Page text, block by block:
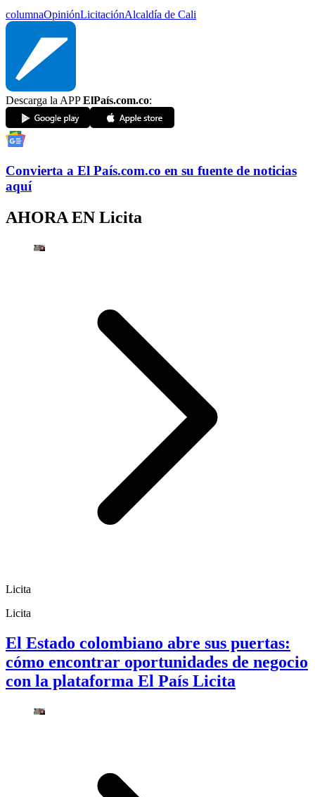
columnaOpiniónLicitaciónAlcaldía de Cali
Descarga la APPElPaís.com.co:
Convierta a El País.com.co en su fuente de noticias
aquí
AHORA EN Licita
Licita
Licita
El Estado colombiano abre sus puertas:
cómo encontrar oportunidades de negocio
con la plataforma El País Licita